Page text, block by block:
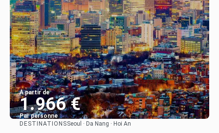
À partir de
1.966 €
Par personne
Afficher
DESTINATIONSSeoul · Da Nang · Hoi An